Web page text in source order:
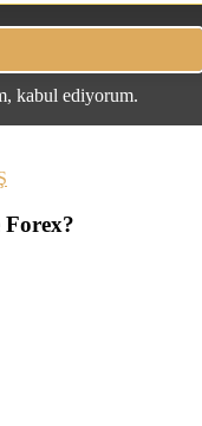
kabul ediyorum.
Forex?